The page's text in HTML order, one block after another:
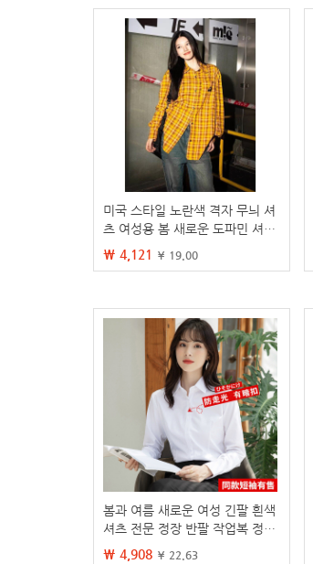
미국 스타일 노란색 격자 무늬 셔
츠 여성용 봄 새로운 도파민 셔츠
재킷 느슨한 캐주얼 복고풍 탑
₩ 4,121 ¥ 19.00
봄과 여름 새로운 여성 긴팔 흰색
셔츠 전문 정장 반팔 작업복 정장
셔츠 탑 우아한
₩ 4,908 ¥ 22.63